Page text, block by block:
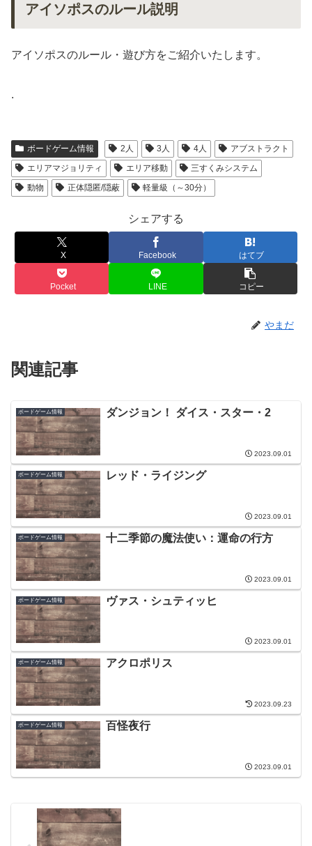
アイソポスのルール説明
アイソポスのルール・遊び方をご紹介いたします。
.
ボードゲーム情報 2人 3人 4人
アブストラクト
エリアマジョリティ
エリア移動
三すくみシステム
動物
正体隠匿/隠蔽 軽量級（～30分）
シェアする
X Facebook はてブ
Pocket LINE コピー
やまだ
関連記事
ボードゲーム情報 ダンジョン！ ダイス・スター・2
2023.09.01
ボードゲーム情報 レッド・ライジング
2023.09.01
ボードゲーム情報 十二季節の魔法使い：運命の行方
2023.09.01
ボードゲーム情報 ヴァス・シュティッヒ
2023.09.01
ボードゲーム情報 アクロポリス
2023.09.23
ボードゲーム情報 百怪夜行
2023.09.01